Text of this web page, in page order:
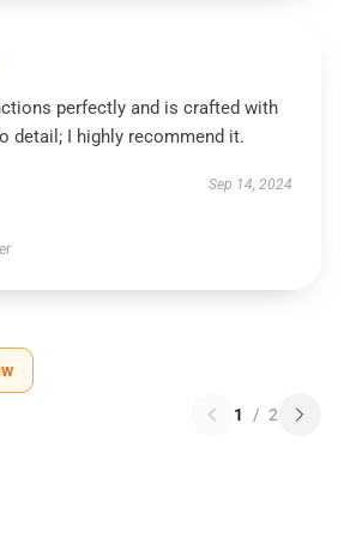
perfectly and is crafted with
detail; I highly recommend it.
Sep 14, 2024
1 / 2